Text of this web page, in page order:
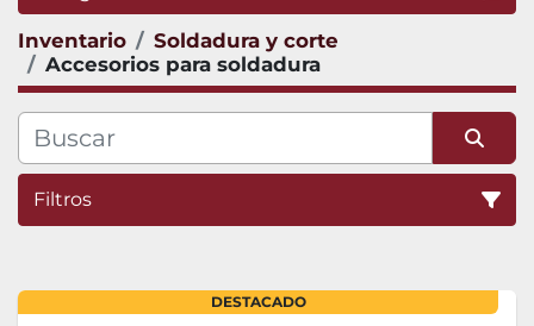
Inventario
Soldadura y corte
Accesorios para soldadura
Filtros
DESTACADO